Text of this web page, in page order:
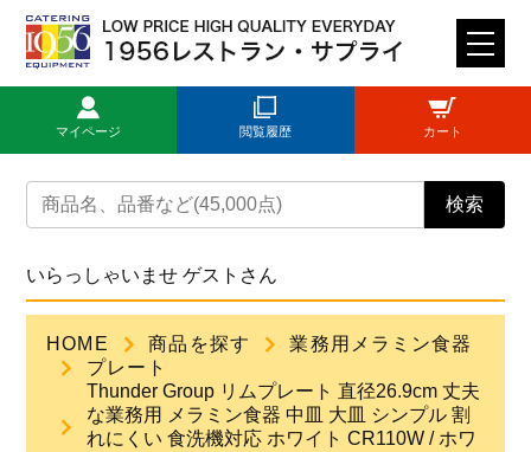
M
E
U
検索
マイページ 閲覧履歴 カート
トップページ
新規登録
商品一覧
いらっしゃいませ ゲストさん
HOME 商品を探す
業務用メラミン食器
プレート
Thunder Group リムプレート 直径26.9cm 丈夫
な業務用 メラミン食器 中皿 大皿 シンプル 割
れにくい 食洗機対応 ホワイト CR110W / ホワ